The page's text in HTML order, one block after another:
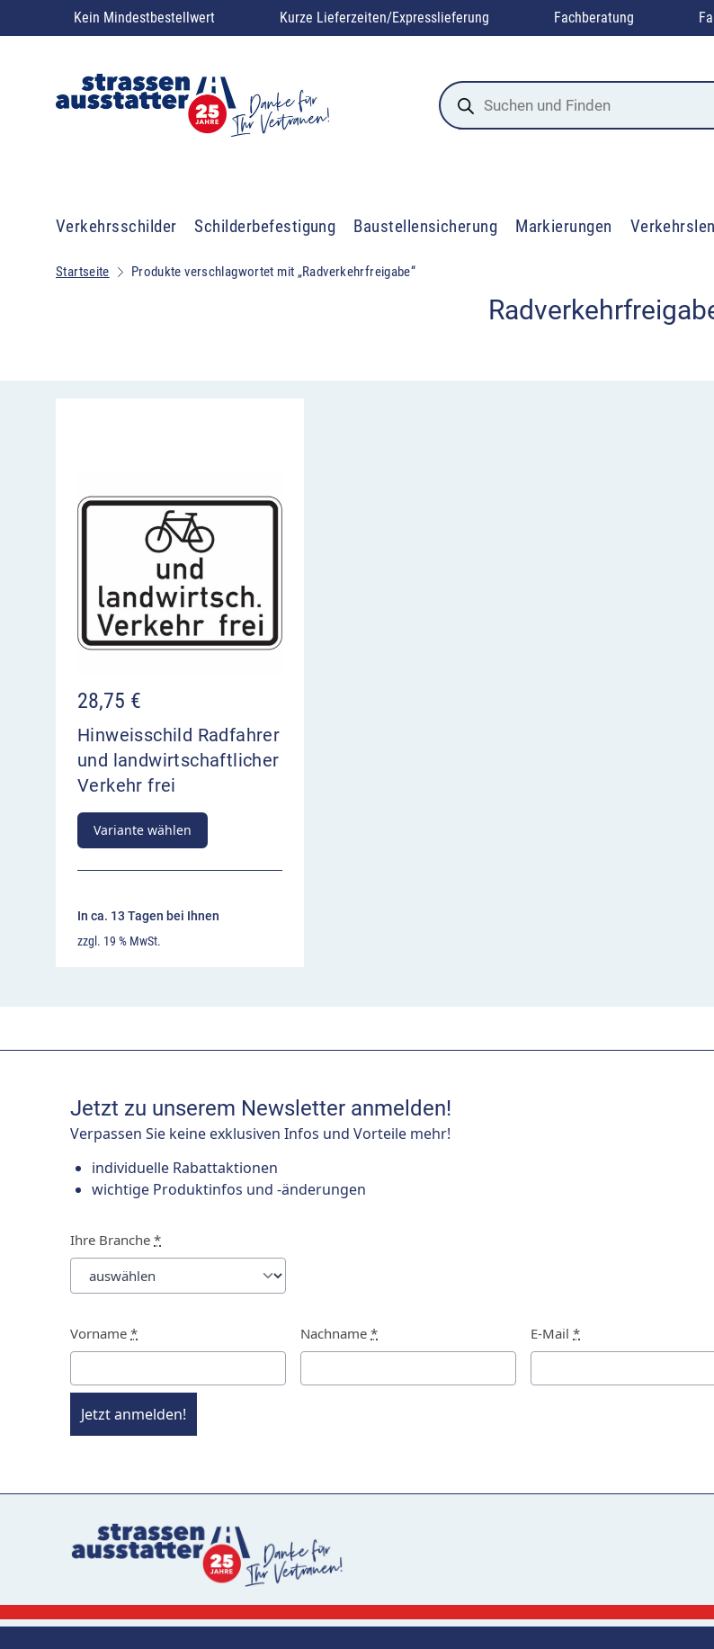
Kein Mindestbestellwert Kurze Lieferzeiten/Expresslieferung Fachberatung
Products
search
Verkehrsschilder Schilderbefestigung Baustellensicherung Markierungen
Startseite Produkte verschlagwortet mit „Radverkehrfreigabe“
28,75 €
Hinweisschild Radfahrer
und landwirtschaftlicher
Verkehr frei
Variante wählen
In ca. 13 Tagen bei Ihnen
zzgl. 19 % MwSt.
Jetzt zu unserem Newsletter anmelden!
Verpassen Sie keine exklusiven Infos und Vorteile mehr!
individuelle Rabattaktionen
wichtige Produktinfos und -änderungen
Ihre Branche *
Vorname * Nachname * E-Mail *
Jetzt anmelden!